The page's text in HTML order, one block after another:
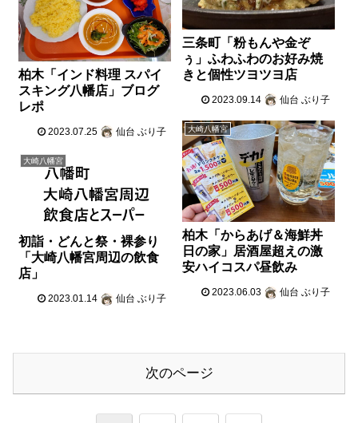
三条町「粉もんや金ぞ
ぅ」ふわふわのお好み焼
きと個性ツヨツヨ店
2023.09.14 仙台 ぶり子
柏木「インド料理 スパイ
スキング八幡店」ブログ
レポ
2023.07.25 仙台 ぶり子 大崎八幡宮
柏木「からあげ＆海鮮丼
日の家」居酒屋超えの激
安ハイコスパ昼飲み
2023.06.03 仙台 ぶり子
大崎八幡宮
初詣・どんと祭・裸参り
「大崎八幡宮周辺の飲食
店」
2023.01.14 仙台 ぶり子
次のページ